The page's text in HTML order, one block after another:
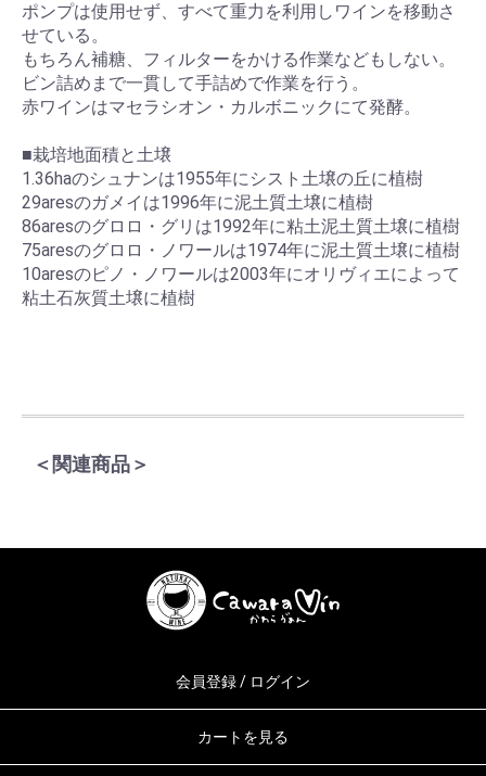
ポンプは使用せず、すべて重力を利用しワインを移動さ
せている。
もちろん補糖、フィルターをかける作業などもしない。
ビン詰めまで一貫して手詰めで作業を行う。
赤ワインはマセラシオン・カルボニックにて発酵。
■栽培地面積と土壌
1.36haのシュナンは1955年にシスト土壌の丘に植樹
29aresのガメイは1996年に泥土質土壌に植樹
86aresのグロロ・グリは1992年に粘土泥土質土壌に植樹
75aresのグロロ・ノワールは1974年に泥土質土壌に植樹
10aresのピノ・ノワールは2003年にオリヴィエによって
粘土石灰質土壌に植樹
＜関連商品＞
会員登録 / ログイン
カートを見る